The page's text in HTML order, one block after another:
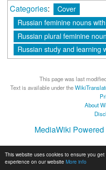
This website uses cookies to ensure you
experience on our website More info
Categories:
Cover
Russian feminine nouns
Russian plural feminine
Russian study and learning
This page was last
Text is available under the
About
MediaWiki